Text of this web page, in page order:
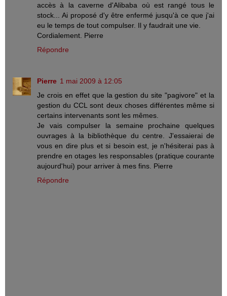
accès à la caverne d'Alibaba où est rangé tous le
stock... Ai proposé d'y être enfermé jusqu'à ce que j'ai
eu le temps de tout compulser. Il y faudrait une vie.
Cordialement. Pierre
Répondre
Pierre 1 mai 2009 à 12:05
Je crois en effet que la gestion du site "pagivore" et la
gestion du CCL sont deux choses différentes même si
certains intervenants sont les mêmes.
Je vais compulser la semaine prochaine quelques
ouvrages à la bibliothèque du centre. J'essaierai de
vous en dire plus et si besoin est, je n'hésiterai pas à
prendre en otages les responsables (pratique courante
aujourd'hui) pour arriver à mes fins. Pierre
Répondre